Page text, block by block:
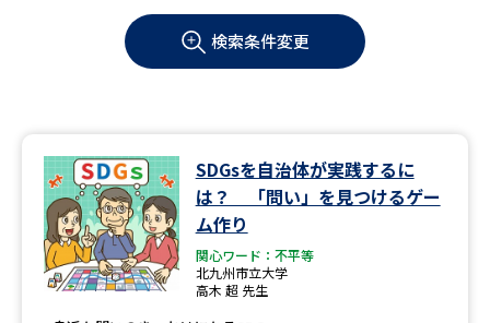
学部・学科パンフ
過去問題集
大学・短大以外の資料から請求
専門学校の資料請求 大学院の資料請求
検索条件変更
SDGsを自治体が実践するに
は？ 「問い」を見つけるゲー
ム作り
関心ワード：不平等
北九州市立大学
高木 超 先生